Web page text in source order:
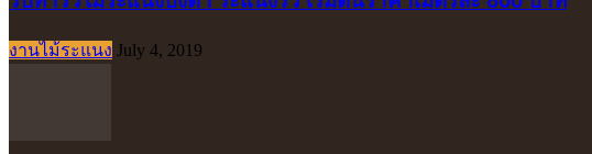
งานไม้ระแนง July 4, 2019